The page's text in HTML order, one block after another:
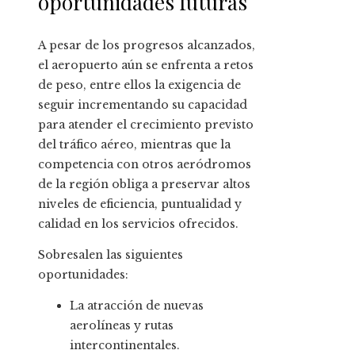
A pesar de los progresos alcanzados,
el aeropuerto aún se enfrenta a retos
de peso, entre ellos la exigencia de
seguir incrementando su capacidad
para atender el crecimiento previsto
del tráfico aéreo, mientras que la
competencia con otros aeródromos
de la región obliga a preservar altos
niveles de eficiencia, puntualidad y
calidad en los servicios ofrecidos.
Sobresalen las siguientes
oportunidades:
La atracción de nuevas
aerolíneas y rutas
intercontinentales.